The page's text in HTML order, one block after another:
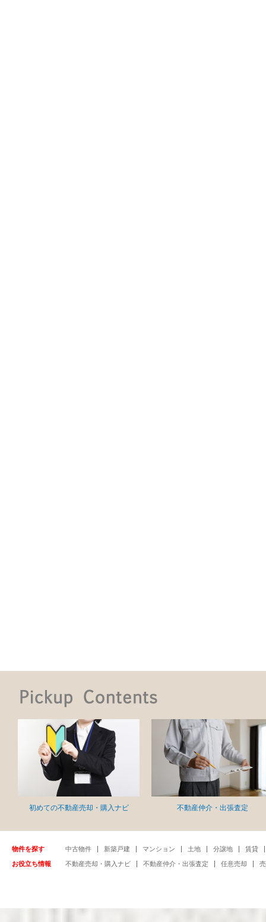
初めての不動産売却・購入ナビ 不動産仲介・出張査定
物件を探す 中古物件 新築戸建 マンション 土地 分譲地 賃貸
お役立ち情報 不動産売却・購入ナビ 不動産仲介・出張査定 任意売却